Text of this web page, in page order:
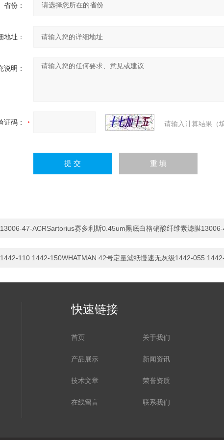
省份：
地址：
说明：
证码： 请输入计算结果（
13006-47-ACRSartorius赛多利斯0.45um黑底白格硝酸纤维素滤膜
1442-110 1442-150WHATMAN 42号定量滤纸慢速无灰级1442-055
快速链接
首页 关于我们
产品展示 新闻资讯
技术文章 荣誉资质
在线留言 联系我们